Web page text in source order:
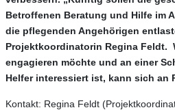
Betroffenen Beratung und Hilfe im
die pflegenden Angehörigen
Projektkoordinatorin Regina Feldt.
engagieren möchte und an einer
Helfer interessiert ist, kann sich an
Kontakt: Regina Feldt